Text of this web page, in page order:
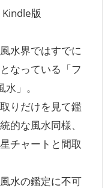
版
水界ではすでに
なっている「フ
」。
りだけを見て鑑
的な風水同様、
チャートと間取
水の鑑定に不可